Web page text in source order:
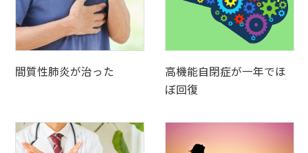
間質性肺炎が治った
高機能自閉症が一年でほ
ぼ回復